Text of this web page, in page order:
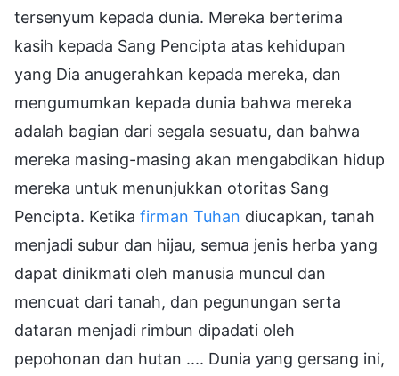
tersenyum kepada dunia. Mereka berterima
kasih kepada Sang Pencipta atas kehidupan
yang Dia anugerahkan kepada mereka, dan
mengumumkan kepada dunia bahwa mereka
adalah bagian dari segala sesuatu, dan bahwa
mereka masing-masing akan mengabdikan hidup
mereka untuk menunjukkan otoritas Sang
Pencipta. Ketika firman Tuhan diucapkan, tanah
menjadi subur dan hijau, semua jenis herba yang
dapat dinikmati oleh manusia muncul dan
mencuat dari tanah, dan pegunungan serta
dataran menjadi rimbun dipadati oleh
pepohonan dan hutan .... Dunia yang gersang ini,